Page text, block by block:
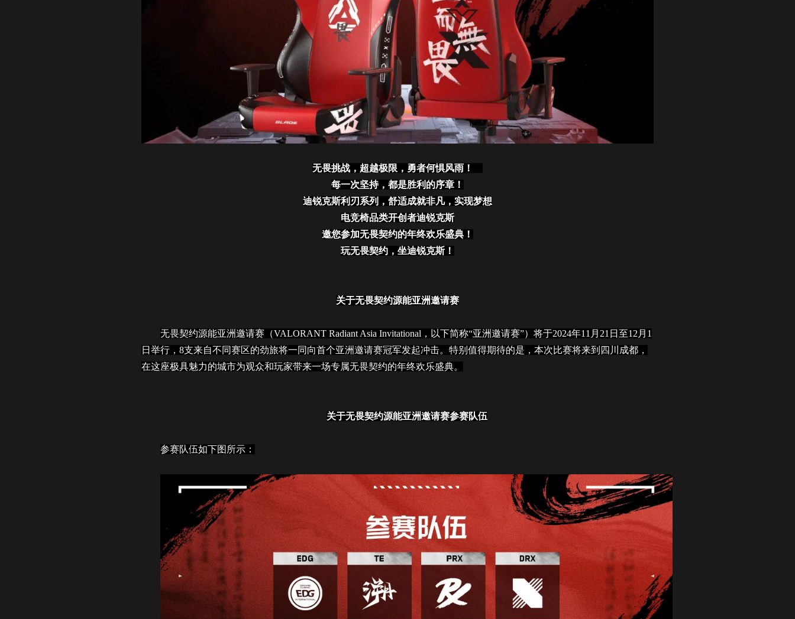
无畏挑战，超越极限，勇者何惧风雨！
每一次坚持，都是胜利的序章！
迪锐克斯利刃系列，舒适成就非凡，实现梦想
电竞椅品类开创者迪锐克斯
邀您参加无畏契约的年终欢乐盛典！
玩无畏契约，坐迪锐克斯！
关于无畏契约源能亚洲邀请赛
无畏契约源能亚洲邀请赛（VALORANT Radiant Asia Invitational，以下简称“亚洲邀请赛”）将于2024年11月21日至12月1
日举行，8支来自不同赛区的劲旅将一同向首个亚洲邀请赛冠军发起冲击。特别值得期待的是，本次比赛将来到四川成都，
在这座极具魅力的城市为观众和玩家带来一场专属无畏契约的年终欢乐盛典。
关于无畏契约源能亚洲邀请赛参赛队伍
参赛队伍如下图所示：